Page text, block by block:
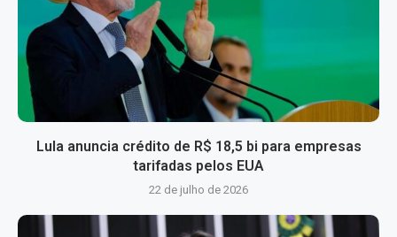
Lula anuncia crédito de R$ 18,5 bi para empresas
tarifadas pelos EUA
22 de julho de 2026